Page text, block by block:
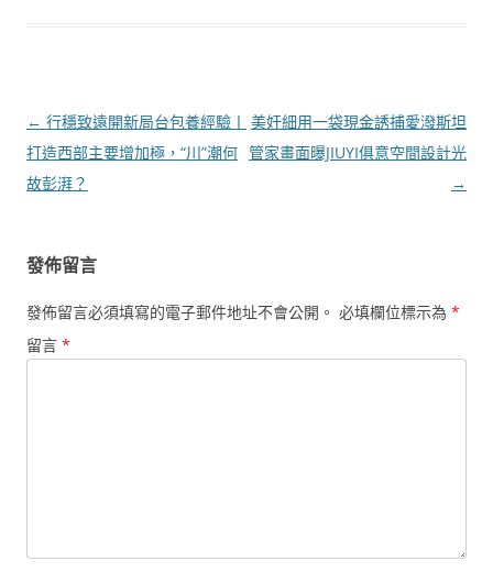
文
章
導
← 行穩致遠開新局台包養經驗丨
打造西部主要增加極，“川”潮何
故彭湃？
美奸細用一袋現金誘捕愛潑斯坦
管家畫面曝JIUYI俱意空間設計光
→
發佈留言
發佈留言必須填寫的電子郵件地址不會公開。 必填欄位標示為 *
留言 *